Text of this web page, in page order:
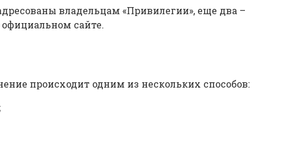
владельцам «Привилегии», еще два –
сайте.
происходит одним из нескольких способов: